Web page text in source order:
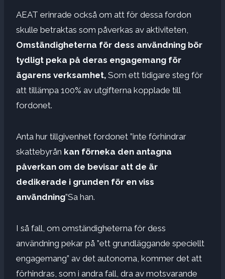
AEAT erinrade också om att för dessa fordon
skulle betraktas som påverkas av aktiviteten,
Omständigheterna för dess användning bör
tydligt peka på deras engagemang för
ägarens verksamhet, Som ett tidigare steg för
att tillämpa 100% av utgifterna kopplade till
fordonet.
Anta hur tillgivenhet fordonet ”inte förhindrar
skattebyrån kan förneka den antagna
påverkan om de bevisar att de är
dedikerade i grunden för en viss
användning”Sa han.
I så fall, om omständigheterna för dess
användning pekar på ”ett grundläggande speciellt
engagemang” av det autonoma, kommer det att
förhindras, som i andra fall, dra av motsvarande